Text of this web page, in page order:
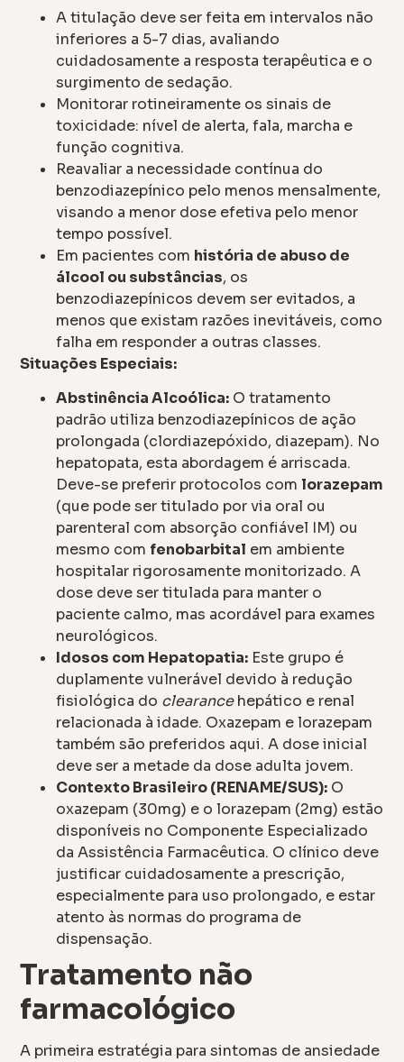
A titulação deve ser feita em intervalos não
inferiores a 5-7 dias, avaliando
cuidadosamente a resposta terapêutica e o
surgimento de sedação.
Monitorar rotineiramente os sinais de
toxicidade: nível de alerta, fala, marcha e
função cognitiva.
Reavaliar a necessidade contínua do
benzodiazepínico pelo menos mensalmente,
visando a menor dose efetiva pelo menor
tempo possível.
Em pacientes com história de abuso de
álcool ou substâncias, os
benzodiazepínicos devem ser evitados, a
menos que existam razões inevitáveis, como
falha em responder a outras classes.
Situações Especiais:
Abstinência Alcoólica: O tratamento
padrão utiliza benzodiazepínicos de ação
prolongada (clordiazepóxido, diazepam). No
hepatopata, esta abordagem é arriscada.
Deve-se preferir protocolos com lorazepam
(que pode ser titulado por via oral ou
parenteral com absorção confiável IM) ou
mesmo com fenobarbital em ambiente
hospitalar rigorosamente monitorizado. A
dose deve ser titulada para manter o
paciente calmo, mas acordável para exames
neurológicos.
Idosos com Hepatopatia: Este grupo é
duplamente vulnerável devido à redução
fisiológica do clearancehepático e renal
relacionada à idade. Oxazepam e lorazepam
também são preferidos aqui. A dose inicial
deve ser a metade da dose adulta jovem.
Contexto Brasileiro (RENAME/SUS): O
oxazepam (30mg) e o lorazepam (2mg) estão
disponíveis no Componente Especializado
da Assistência Farmacêutica. O clínico deve
justificar cuidadosamente a prescrição,
especialmente para uso prolongado, e estar
atento às normas do programa de
dispensação.
Tratamento não
farmacológico
A primeira estratégia para sintomas de ansiedade